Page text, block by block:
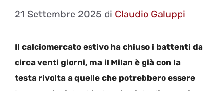
21 Settembre 2025 di Claudio Galuppi
Il calciomercato estivo ha chiuso i battenti da
circa venti giorni, ma il Milan è già con la
testa rivolta a quelle che potrebbero essere